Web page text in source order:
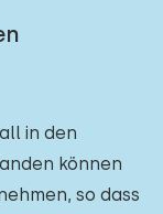
in den
können
so dass